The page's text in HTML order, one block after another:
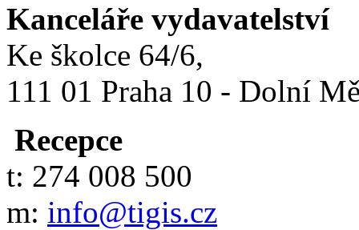
Kanceláře vydavatelství
Ke školce 64/6,
111 01 Praha 10 - Dolní
Recepce
t: 274 008 500
m: info@tigis.cz